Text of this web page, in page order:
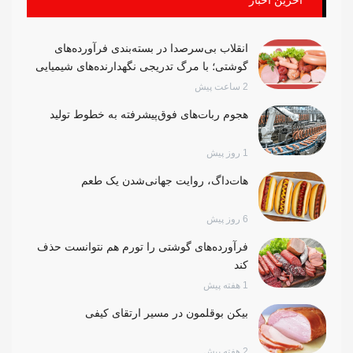
انقلاب بی‌سرصدا در بسته‌بندی فرآورده‌های
گوشتی؛ با مرگ تدریجی نگهدارنده‌های شیمیایی
هجوم ربات‌های فوق‌پیشرفته به خطوط تولید
هات‌داگ، روایت جهانی‌شدن یک طعم
فرآورده‌های گوشتی را تورم هم نتوانست حذف
کند
بیکن بوقلمون در مسیر ارتقای کیفی